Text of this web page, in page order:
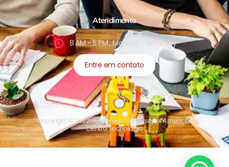
Atendimento
8 AM - 5 PM , Monday - Saturday
Entre em contato
Copyright © 2022 Humanistic University of Americas
Centro Tecnologia